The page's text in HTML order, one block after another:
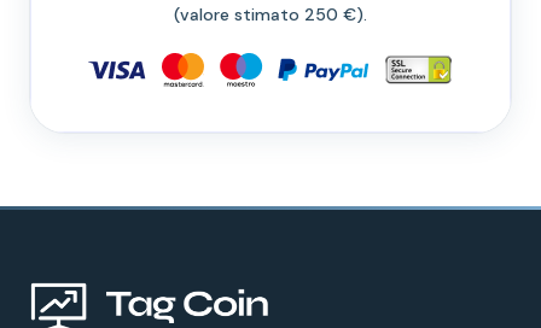
(valore stimato 250 €).